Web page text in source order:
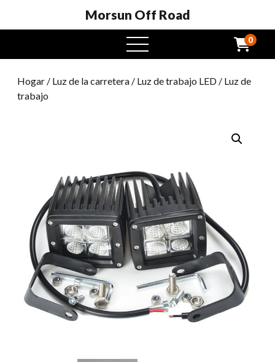
Morsun Off Road
Menú
abierto
0
Hogar / Luz de la carretera / Luz de trabajo LED / Luz de
trabajo